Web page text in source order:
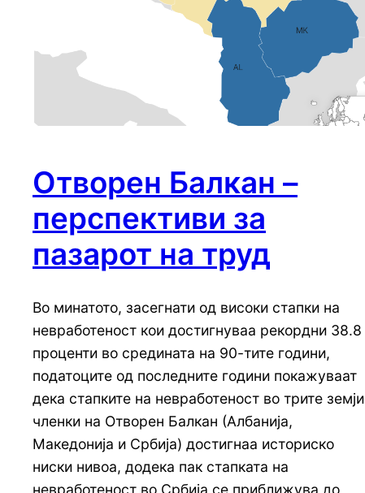
Отворен Балкан –
перспективи за
пазарот на труд
Во минатото, засегнати од високи стапки на
невработеност кои достигнуваа рекордни 38.8
проценти во средината на 90-тите години,
податоците од последните години покажуваат
дека стапките на невработеност во трите земји
членки на Отворен Балкан (Албанија,
Македонија и Србија) достигнаа историско
ниски нивоа, додека пак стапката на